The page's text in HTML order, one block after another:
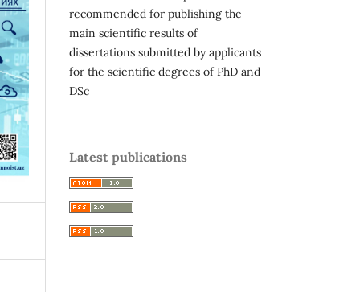
recommended for publishing the
main scientific results of
dissertations submitted by applicants
for the scientific degrees of PhD and
DSc
Latest publications